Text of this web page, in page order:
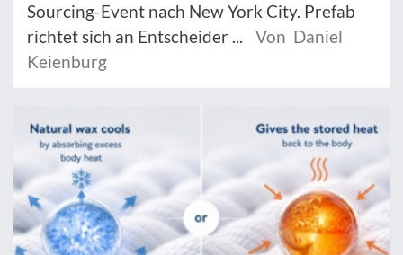
Sourcing-Event nach New York City. Prefab
richtet sich an Entscheider ...
Von Daniel
Keienburg